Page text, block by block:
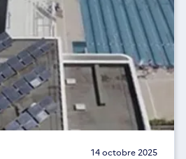
14 octobre 2025